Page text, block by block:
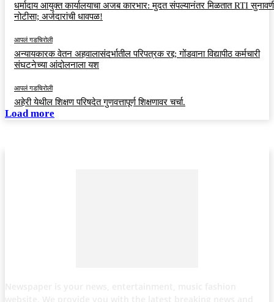
धर्मादाय आयुक्त कार्यालयाचा अजब कारभार: मुदत संपल्यानंतर मिळतात RTI
नोटीसा; अर्जदारांची धावपळ!
आपलं गडचिरोली
अन्यायकारक वेतन अहवालासंदर्भातील परिपत्रक रद्द; गोंडवाना विद्यापीठ कर्मचारी
संघटनेच्या आंदोलनाला यश
आपलं गडचिरोली
अहेरी येथील शिक्षण परिषदेत गुणवत्तापूर्ण शिक्षणावर चर्चा.
Load more